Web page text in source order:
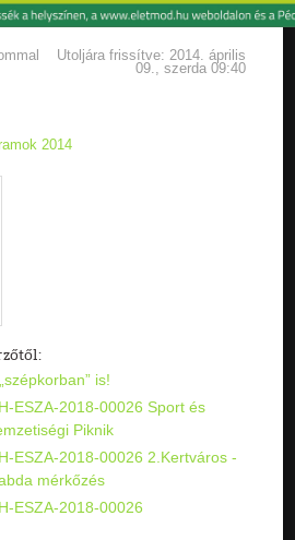
Utoljára frissítve: 2014. április
09., szerda 09:40
2014
is!
ESZA-2018-00026 Sport és
Piknik
ESZA-2018-00026 2.Kertváros -
mérkőzés
ESZA-2018-00026